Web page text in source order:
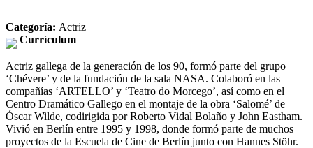
Categoría: Actriz
Currículum
Actriz gallega de la generación de los 90, formó parte del grupo
‘Chévere’ y de la fundación de la sala NASA. Colaboró en las
compañías ‘ARTELLO’ y ‘Teatro do Morcego’, así como en el
Centro Dramático Gallego en el montaje de la obra ‘Salomé’ de
Óscar Wilde, codirigida por Roberto Vidal Bolaño y John Eastham.
Vivió en Berlín entre 1995 y 1998, donde formó parte de muchos
proyectos de la Escuela de Cine de Berlín junto con Hannes Stöhr.